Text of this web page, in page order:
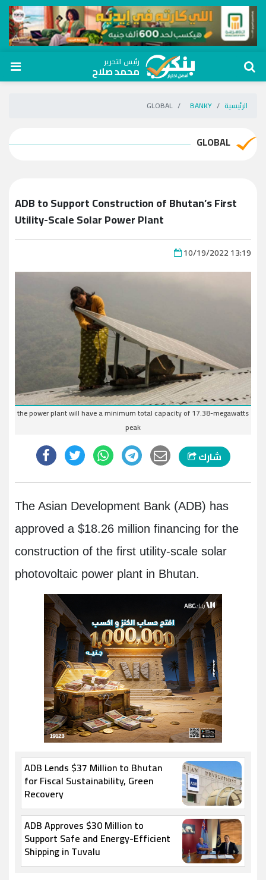
رئيس التحرير
محمد صلاح
الرئيسية BANKY
GLOBAL
GLOBAL
ADB to Support Construction of Bhutan’s First
Utility-Scale Solar Power Plant
10/19/2022 13:19
the power plant will have a minimum total capacity of 17.38-megawatts
peak
شارك
The Asian Development Bank (ADB) has
approved a $18.26 million financing for the
construction of the first utility-scale solar
photovoltaic power plant in Bhutan.
ADB Lends $37 Million to Bhutan
for Fiscal Sustainability, Green
Recovery
ADB Approves $30 Million to
Support Safe and Energy-Efficient
Shipping in Tuvalu